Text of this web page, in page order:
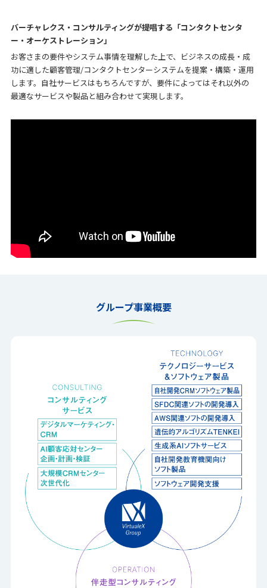
バーチャレクス・コンサルティングが提唱する「コンタクトセンタ
ー・オーケストレーション」
お客さまの要件やシステム事情を理解した上で、ビジネスの成長・成
功に適した顧客管理/コンタクトセンターシステムを提案・構築・運用
します。自社サービスはもちろんですが、要件によってはそれ以外の
最適なサービスや製品と組み合わせて実現します。
グループ事業概要